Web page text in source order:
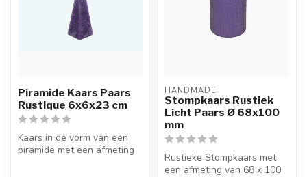
Piramide Kaars Paars
Rustique 6x6x23 cm
Kaars in de vorm van een
piramide met een afmeting
HANDMADE
Stompkaars Rustiek
Licht Paars Ø 68x100
mm
Rustieke Stompkaars met
een afmeting van 68 x 100